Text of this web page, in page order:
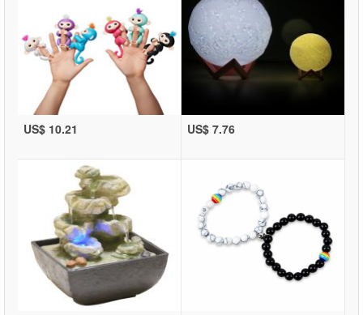
US$ 10.21 US$ 7.76